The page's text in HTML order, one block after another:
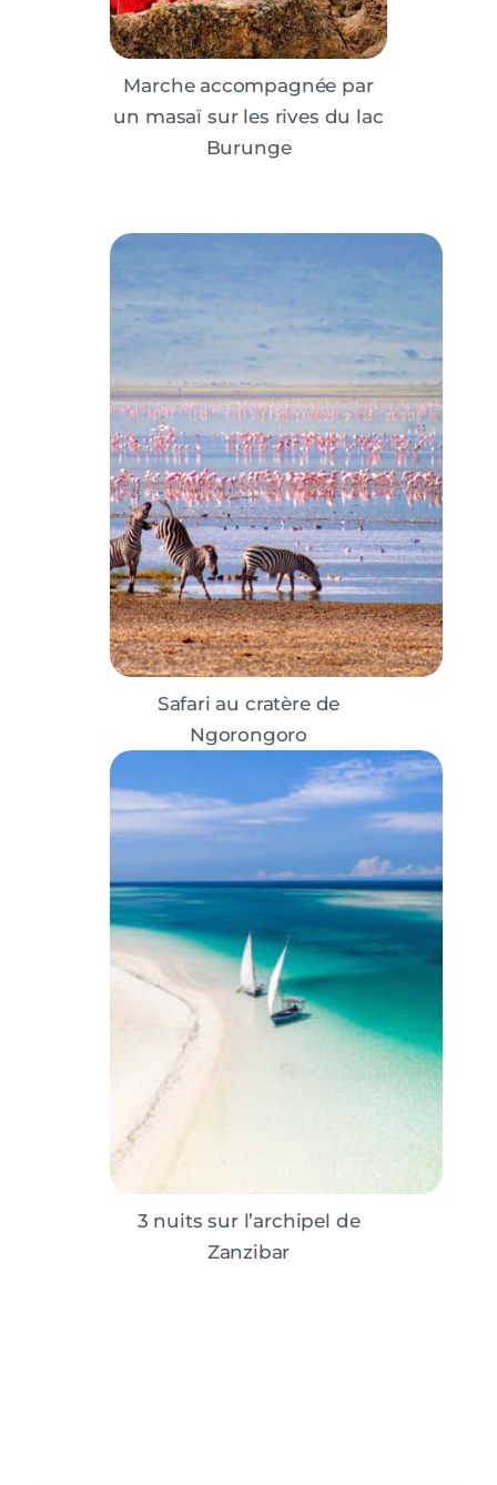
Marche accompagnée par
un masaï sur les rives du lac
Burunge
Safari au cratère de
Ngorongoro
3 nuits sur l’archipel de
Zanzibar